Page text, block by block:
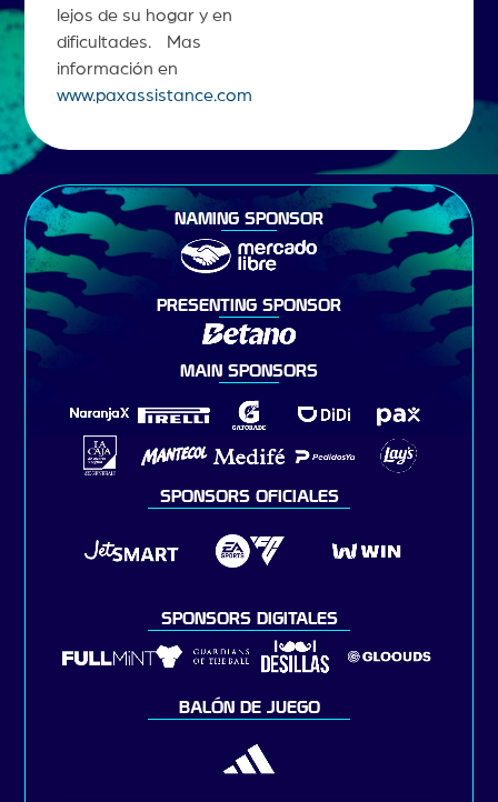
lejos de su hogar y en
dificultades. Mas
información en
www.paxassistance.com
NAMING SPONSOR
PRESENTING SPONSOR
MAIN SPONSORS
SPONSORS OFICIALES
SPONSORS DIGITALES
BALÓN DE JUEGO